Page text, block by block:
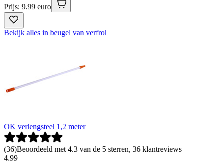
Prijs: 9.99 euro
Bekijk alles in beugel van verfrol
OK verlengsteel 1,2 meter
(36)Beoordeeld met 4.3 van de 5 sterren, 36 klantreviews
4.99